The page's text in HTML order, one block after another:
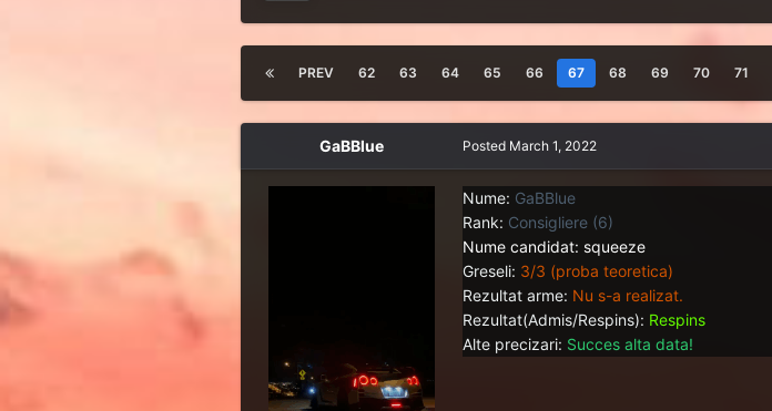
PREV 62 63 64 65 66 67 68 69 70 71
GaBBlue Posted March 1, 2022
Nume: GaBBlue
Rank: Consigliere (6)
Nume candidat: squeeze
Greseli: 3/3 (proba teoretica)
Rezultat arme: Nu s-a realizat.
Rezultat(Admis/Respins): Respins
Alte precizari: Succes alta data!